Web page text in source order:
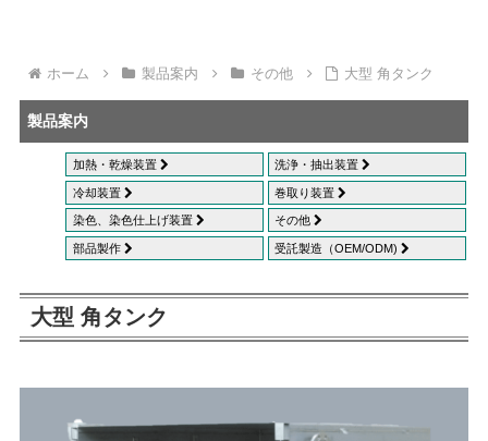
ホーム 製品案内 その他 大型 角タンク
製品案内
加熱・乾燥装置 洗浄・抽出装置
冷却装置 巻取り装置
染色、染色仕上げ装置 その他
部品製作 受託製造（OEM/ODM)
大型 角タンク